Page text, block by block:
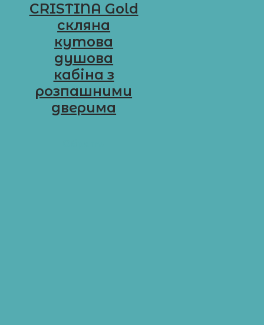
CRISTINA Gold
скляна
кутова
душова
кабіна з
розпашними
дверима